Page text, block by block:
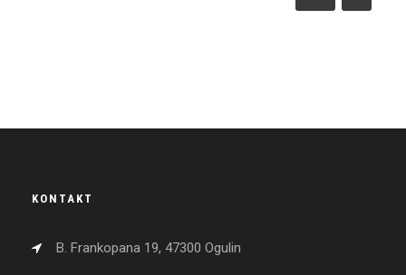
KONTAKT
B. Frankopana 19, 47300 Ogulin